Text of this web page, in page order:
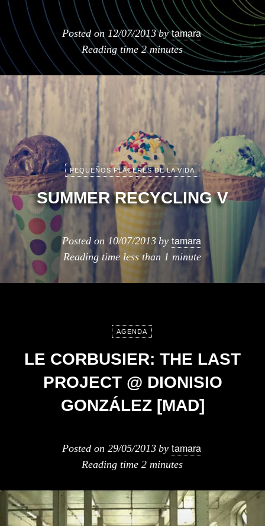
Posted on 12/07/2013 bytamara
Reading time2 minutes
PEQUEÑOS PLACERES DE LA VIDA
SUMMER RECYCLING V
Posted on 10/07/2013 by tamara
Reading time less than 1 minute
AGENDA
LE CORBUSIER: THE LAST
PROJECT @ DIONISIO
GONZÁLEZ [MAD]
Posted on 29/05/2013 by tamara
Reading time 2 minutes